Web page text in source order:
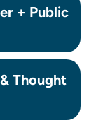
+ Public
Thought